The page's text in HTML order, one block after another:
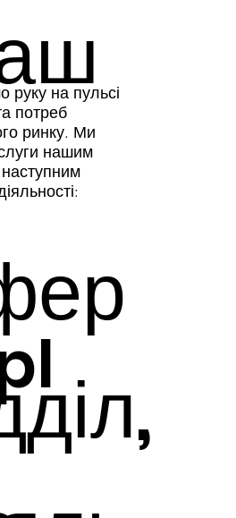
руку на пульсі
потреб
ринку. Ми
нашим